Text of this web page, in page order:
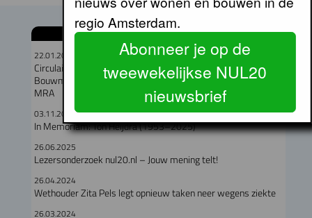
GERELATEERDE ARTIKELEN
22.01.2026
Circulair slopen loont: Circulaire Deal Secundaire
Bouwmaterialen wint aan terrein in Noord-Holland Noord en
MRA
03.11.2025
In Memoriam: Ton Heijdra (1953–2025)
26.06.2025
Lezersonderzoek nul20.nl – Jouw mening telt!
26.04.2024
Wethouder Zita Pels legt opnieuw taken neer wegens ziekte
26.03.2024
regio Amsterdam.
Abonneer je op de
tweewekelijkse NUL20
nieuwsbrief